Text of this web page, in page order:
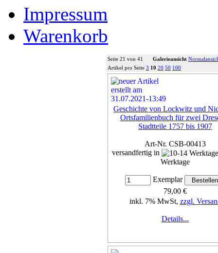
Impressum
Warenkorb
Seite 21 von 41 Galerieansicht
Artikel pro Seite 3 10 20 50 100
Geschichte von Lockwitz und
Ortsfamilienbuch für zwei
Stadtteile 1757 bis 1907
Art-Nr. CSB-00413
versandfertig in
Werktage
Exemplar
79,00 €
inkl. 7% MwSt, zzgl.
Details...